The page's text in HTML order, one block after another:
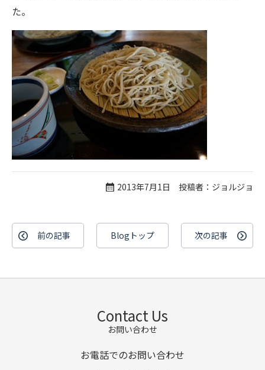
た。
2013年7月1日 投稿者：ジョルジョ
前の記事 Blogトップ 次の記事
Contact Us
お問い合わせ
お電話でのお問い合わせ